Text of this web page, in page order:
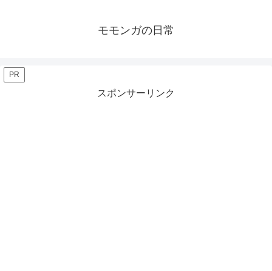
モモンガの日常
PR
スポンサーリンク